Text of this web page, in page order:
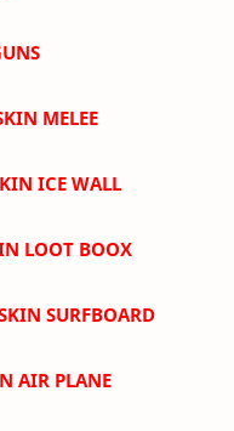
MELEE
ICE WALL
LOOT BOOX
SURFBOARD
AIR PLANE